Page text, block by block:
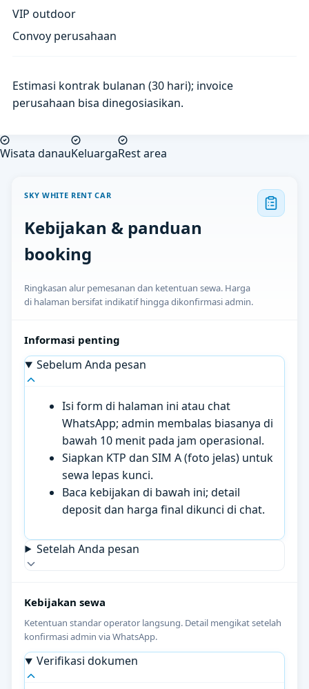
VIP outdoor
Convoy perusahaan
Estimasi kontrak bulanan (30 hari); invoice
perusahaan bisa dinegosiasikan.
Wisata danauKeluargaRest area
SKY WHITE RENT CAR
Kebijakan & panduan
booking
Ringkasan alur pemesanan dan ketentuan sewa. Harga
di halaman bersifat indikatif hingga dikonfirmasi admin.
Informasi penting
Sebelum Anda pesan
Isi form di halaman ini atau chat
WhatsApp; admin membalas biasanya di
bawah 10 menit pada jam operasional.
Siapkan KTP dan SIM A (foto jelas) untuk
sewa lepas kunci.
Baca kebijakan di bawah ini; detail
deposit dan harga final dikunci di chat.
Setelah Anda pesan
Kebijakan sewa
Ketentuan standar operator langsung. Detail mengikat setelah
konfirmasi admin via WhatsApp.
Verifikasi dokumen